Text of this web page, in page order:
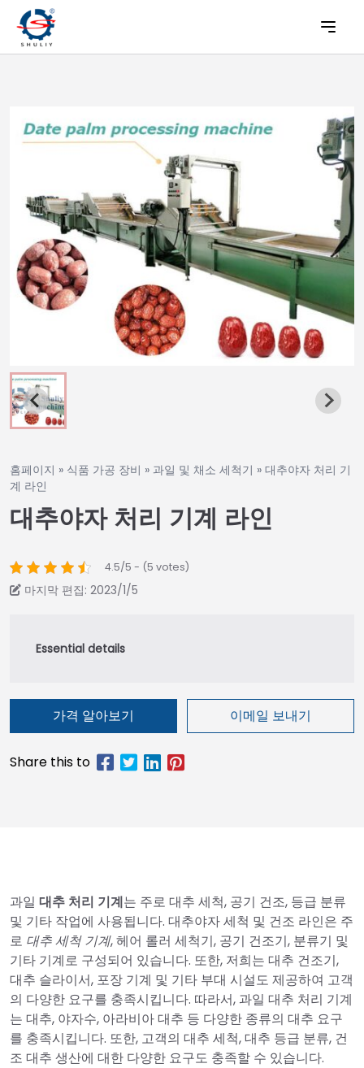
홈페이지 » 식품 가공 장비 » 과일 및 채소 세척기 » 대추야자 처리 기
계 라인
대추야자 처리 기계 라인
4.5/5 - (5 votes)
마지막 편집: 2023/1/5
가격 알아보기 이메일 보내기
과일 대추 처리 기계는 주로 대추 세척, 공기 건조, 등급 분류
및 기타 작업에 사용됩니다. 대추야자 세척 및 건조 라인은 주
로 대추 세척 기계, 헤어 롤러 세척기, 공기 건조기, 분류기 및
기타 기계로 구성되어 있습니다. 또한, 저희는 대추 건조기,
대추 슬라이서, 포장 기계 및 기타 부대 시설도 제공하여 고객
의 다양한 요구를 충족시킵니다. 따라서, 과일 대추 처리 기계
는 대추, 야자수, 아라비아 대추 등 다양한 종류의 대추 요구
를 충족시킵니다. 또한, 고객의 대추 세척, 대추 등급 분류, 건
조 대추 생산에 대한 다양한 요구도 충족할 수 있습니다.